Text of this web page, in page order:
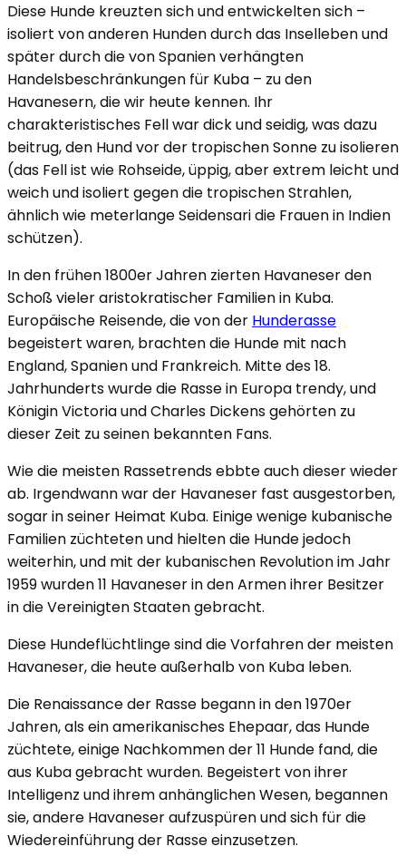
Diese Hunde kreuzten sich und entwickelten sich –
isoliert von anderen Hunden durch das Inselleben und
später durch die von Spanien verhängten
Handelsbeschränkungen für Kuba – zu den
Havanesern, die wir heute kennen. Ihr
charakteristisches Fell war dick und seidig, was dazu
beitrug, den Hund vor der tropischen Sonne zu isolieren
(das Fell ist wie Rohseide, üppig, aber extrem leicht und
weich und isoliert gegen die tropischen Strahlen,
ähnlich wie meterlange Seidensari die Frauen in Indien
schützen).
In den frühen 1800er Jahren zierten Havaneser den
Schoß vieler aristokratischer Familien in Kuba.
Europäische Reisende, die von der Hunderasse
begeistert waren, brachten die Hunde mit nach
England, Spanien und Frankreich. Mitte des 18.
Jahrhunderts wurde die Rasse in Europa trendy, und
Königin Victoria und Charles Dickens gehörten zu
dieser Zeit zu seinen bekannten Fans.
Wie die meisten Rassetrends ebbte auch dieser wieder
ab. Irgendwann war der Havaneser fast ausgestorben,
sogar in seiner Heimat Kuba. Einige wenige kubanische
Familien züchteten und hielten die Hunde jedoch
weiterhin, und mit der kubanischen Revolution im Jahr
1959 wurden 11 Havaneser in den Armen ihrer Besitzer
in die Vereinigten Staaten gebracht.
Diese Hundeflüchtlinge sind die Vorfahren der meisten
Havaneser, die heute außerhalb von Kuba leben.
Die Renaissance der Rasse begann in den 1970er
Jahren, als ein amerikanisches Ehepaar, das Hunde
züchtete, einige Nachkommen der 11 Hunde fand, die
aus Kuba gebracht wurden. Begeistert von ihrer
Intelligenz und ihrem anhänglichen Wesen, begannen
sie, andere Havaneser aufzuspüren und sich für die
Wiedereinführung der Rasse einzusetzen.